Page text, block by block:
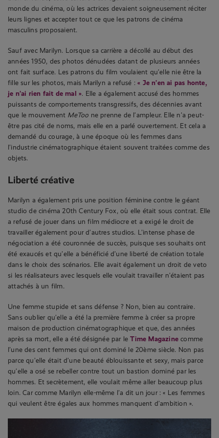
monde du cinéma, où les actrices devaient soigneusement réciter
leurs lignes et accepter tout ce que les patrons de cinéma
masculins proposaient.
Sauf avec Marilyn. Lorsque sa carrière a décollé au début des
années 1950, des photos dénudées datant de plusieurs années
ont fait surface. Les patrons du film voulaient qu’elle nie être la
fille sur les photos, mais Marilyn a refusé :« Je n’en ai pas honte,
je n’ai rien fait de mal ». Elle a également accusé des hommes
puissants de comportements transgressifs, des décennies avant
que le mouvement MeToo ne prenne de l’ampleur. Elle n’a peut-
être pas cité de noms, mais elle en a parlé ouvertement. Et cela a
demandé du courage, à une époque où les femmes dans
l’industrie cinématographique étaient souvent traitées comme des
objets.
Liberté créative
Marilyn a également pris une position féminine contre le géant
studio de cinéma 20th Century Fox, où elle était sous contrat. Elle
a refusé de jouer dans un film médiocre et a exigé le droit de
travailler également pour d’autres studios. L’intense phase de
négociation a été couronnée de succès, puisque ses souhaits ont
été exaucés et qu’elle a bénéficié d’une liberté de création totale
dans le choix des scénarios. Elle avait également un droit de veto
si les réalisateurs avec lesquels elle voulait travailler n’étaient pas
attachés à un film.
Une femme stupide et sans défense ? Non, bien au contraire.
Sans oublier qu’elle a été la première femme à créer sa propre
maison de production cinématographique et que, des années
après sa mort, elle a été désignée par leTime Magazine comme
l’une des cent femmes qui ont dominé le 20ème siècle. Non pas
parce qu’elle était d’une beauté éblouissante et sexy, mais parce
qu’elle a osé se rebeller contre tout un bastion dominé par les
hommes. Et secrètement, elle voulait même aller beaucoup plus
loin. Car comme Marilyn elle-même l’a dit un jour : « Les femmes
qui veulent être égales aux hommes manquent d’ambition ».